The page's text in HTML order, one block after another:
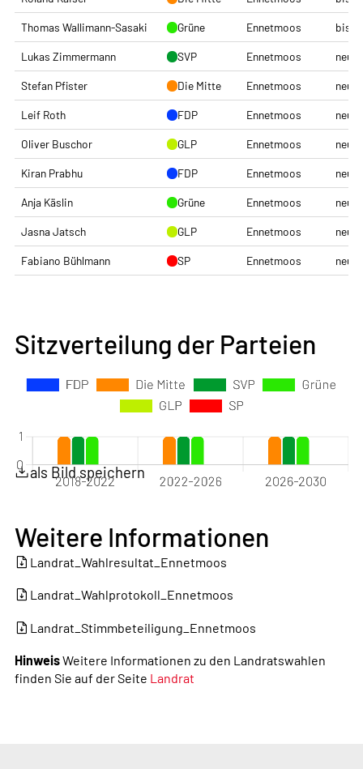
Thomas Wallimann-Sasaki Grüne Ennetmoos
Lukas Zimmermann SVP Ennetmoos neu
Stefan Pfister Die Mitte Ennetmoos neu
Leif Roth FDP Ennetmoos neu
Oliver Buschor GLP Ennetmoos neu
Kiran Prabhu FDP Ennetmoos neu
Anja Käslin Grüne Ennetmoos neu
Jasna Jatsch GLP Ennetmoos neu
Fabiano Bühlmann SP Ennetmoos neu
Sitzverteilung der Parteien
als Bild speichern
Weitere Informationen
Landrat_Wahlresultat_Ennetmoos
Landrat_Wahlprotokoll_Ennetmoos
Landrat_Stimmbeteiligung_Ennetmoos
HinweisWeitere Informationen zu den Landratswahlen
finden Sie auf der Seite Landrat